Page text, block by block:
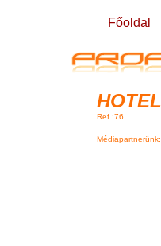
Főoldal
Ref.:76